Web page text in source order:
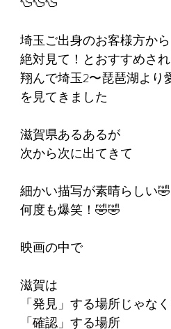
埼玉ご出身のお客様方から
絶対見て！とおすすめさ
翔んで埼玉2〜琵琶湖より
を見てきました
滋賀県あるあるが
次から次に出てきて
細かい描写が素晴らしい🤣
何度も爆笑！🤣🤣
映画の中で
滋賀は
「発見」する場所じゃな
「確認」する場所